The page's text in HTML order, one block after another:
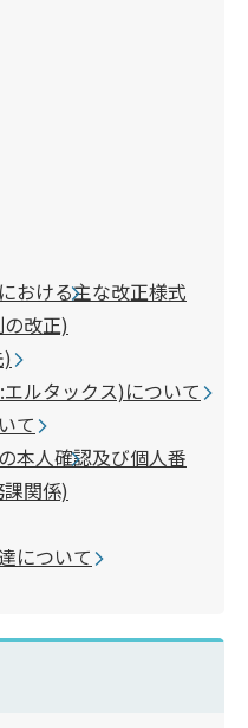
おける主な改正様式
改正)
ルタックス)について
て
本人確認及び個人番
関係)
について